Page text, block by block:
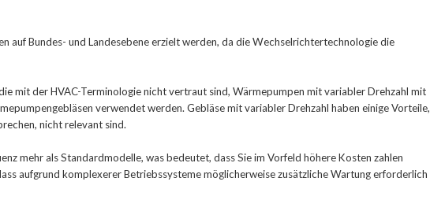
auf Bundes- und Landesebene erzielt werden, da die Wechselrichtertechnologie die
mit der HVAC-Terminologie nicht vertraut sind, Wärmepumpen mit variabler Drehzahl mit
verwendet werden. Gebläse mit variabler Drehzahl haben einige Vorteile,
nicht relevant sind.
mehr als Standardmodelle, was bedeutet, dass Sie im Vorfeld höhere Kosten zahlen
aufgrund komplexerer Betriebssysteme möglicherweise zusätzliche Wartung erforderlich